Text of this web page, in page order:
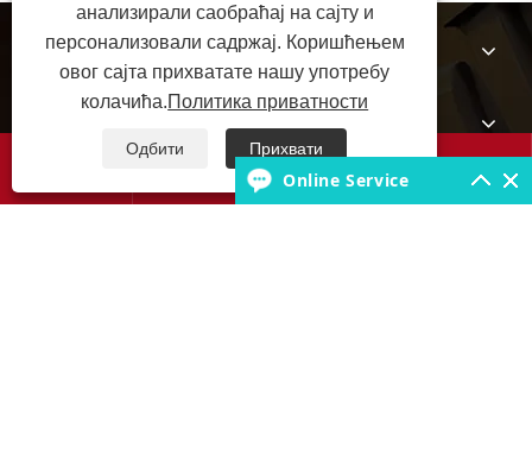
О нама
База знања о гумама

анализирали саобраћај на сајту и
персонализовали садржај. Коришћењем
овог сајта прихватате нашу употребу
колачића.Политика приватности
Одбити Прихвати
Online Service